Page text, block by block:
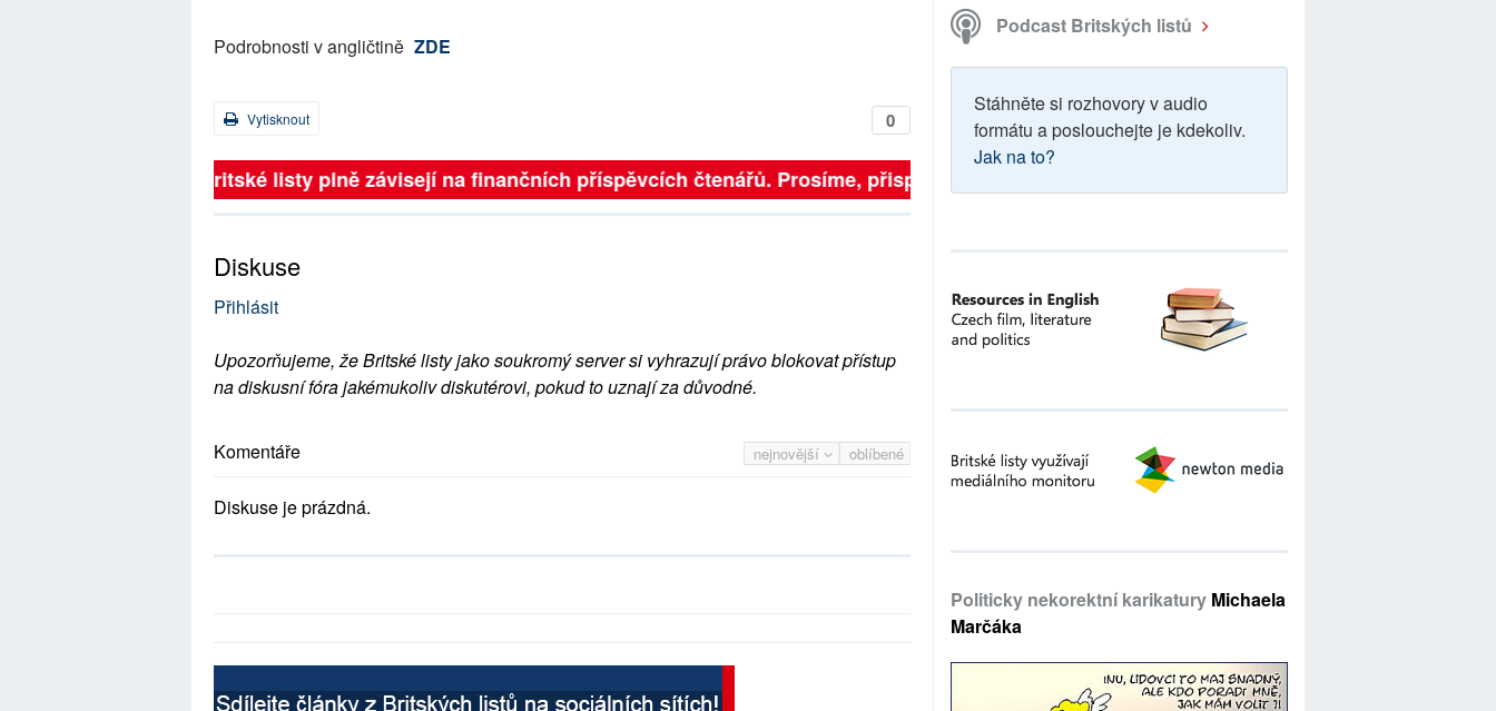
Podrobnosti v angličtině ZDE
0
Vytisknout
Britské listy plně závisejí na finančních příspěvcích čtenářů. Prosíme, přispějte. ➥
Diskuse
Přihlásit
Upozorňujeme, že Britské listy jako soukromý server si vyhrazují právo blokovat přístup
na diskusní fóra jakémukoliv diskutérovi, pokud to uznají za důvodné.
nejnovější oblíbené
Komentáře
Diskuse je prázdná.
Podcast Britských listů
Stáhněte si rozhovory v audio
formátu a poslouchejte je kdekoliv.
Jak na to?
Politicky nekorektní karikatury Michaela
Marčáka